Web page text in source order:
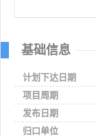
基础信息
计划下达日期
项目周期
发布日期
归口单位